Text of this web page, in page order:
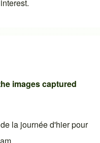
images captured